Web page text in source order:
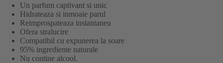
Un parfum captivant si unic
Hidrateaza si inmoaie parul
Reimprospateaza instantaneu
Ofera stralucire
Compatibil cu expunerea la soare
95% ingrediente naturale
Nu contine alcool.